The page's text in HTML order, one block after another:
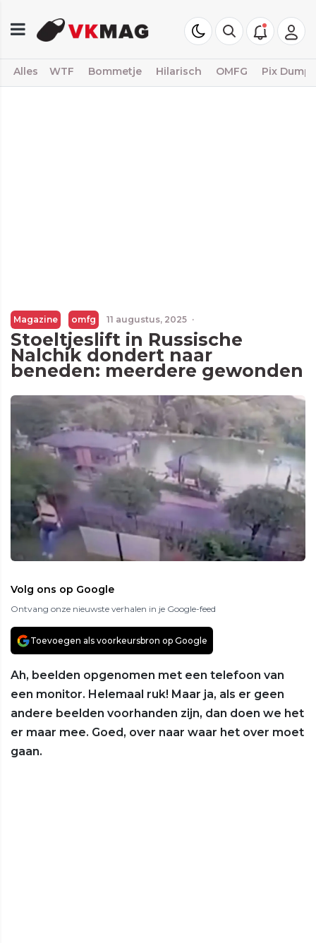
Alles WTF Bommetje Hilarisch OMFG Pix Dump
Magazine omfg 11 augustus, 2025 ·
Stoeltjeslift in Russische
Nalchik dondert naar
beneden: meerdere gewonden
Volg ons op Google
Ontvang onze nieuwste verhalen in je Google-feed
Toevoegen als voorkeursbron op Google
Ah, beelden opgenomen met een telefoon van
een monitor. Helemaal ruk! Maar ja, als er geen
andere beelden voorhanden zijn, dan doen we het
er maar mee. Goed, over naar waar het over moet
gaan.